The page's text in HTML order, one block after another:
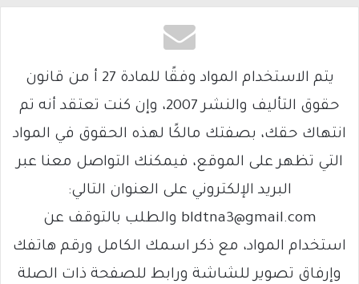
يتم الاستخدام المواد وفقًا للمادة 27 أ من قانون
حقوق التأليف والنشر 2007، وإن كنت تعتقد أنه تم
انتهاك حقك، بصفتك مالكًا لهذه الحقوق في المواد
التي تظهر على الموقع، فيمكنك التواصل معنا عبر
البريد الإلكتروني على العنوان التالي:
bldtna3@gmail.com والطلب بالتوقف عن
استخدام المواد، مع ذكر اسمك الكامل ورقم هاتفك
وإرفاق تصوير للشاشة ورابط للصفحة ذات الصلة